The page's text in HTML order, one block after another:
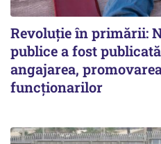
Revoluție în primării:
publice a fost
angajarea,
funcționarilor